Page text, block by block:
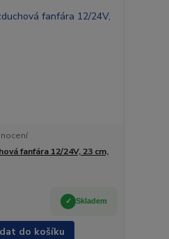
fanfára 12/24V, 23 cm,
Skladem
do košíku